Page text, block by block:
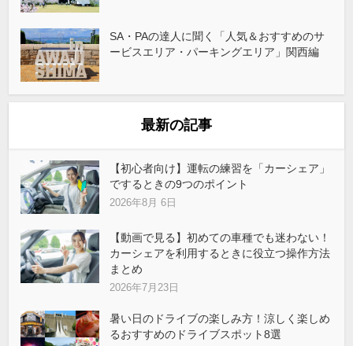
SA・PAの達人に聞く「人気＆おすすめのサ
ービスエリア・パーキングエリア」関西編
最新の記事
【初心者向け】運転の練習を「カーシェア」
でするときの9つのポイント
2026年8月 6日
【動画で見る】初めての車種でも迷わない！
カーシェアを利用するときに役立つ操作方法
まとめ
2026年7月23日
暑い日のドライブの楽しみ方！涼しく楽しめ
るおすすめのドライブスポット8選